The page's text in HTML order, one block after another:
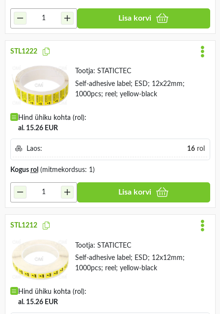
Lisa korvi
STL1222
Tootja: STATICTEC
Self-adhesive label; ESD; 12x22mm;
1000pcs; reel; yellow-black
Hind ühiku kohta (rol):
al. 15.26 EUR
Laos: 16rol
Kogus rol (mitmekordsus: 1)
Lisa korvi
STL1212
Tootja: STATICTEC
Self-adhesive label; ESD; 12x12mm;
1000pcs; reel; yellow-black
Hind ühiku kohta (rol):
al. 15.26 EUR